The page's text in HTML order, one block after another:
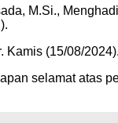
M.Si.,
Kamis (15/08/2024).
selamat atas